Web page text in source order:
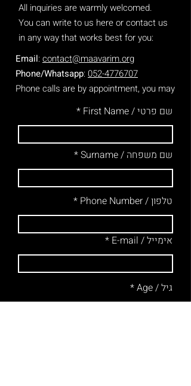
.All inquiries are warmly welcomed
You can write to us here or contact us
in any way that works best for you:
Email: contact@maavarim.org
Phone/Whatsapp: 052-4776707
Phone calls are by appointment, you may
שם פרטי / First Name
שם משפחה / Surname
טלפון / Phone Number
אימייל / E-mail
גיל / Age